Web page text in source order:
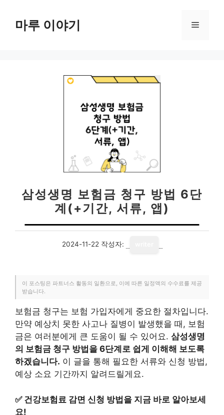
마루 이야기 메
삼성생명 보험금 청구 방법 6단
계(+기간, 서류, 앱)
2024-11-22 작성자:
이 포스팅은 파트너스 활동의 일환으로, 이에 따른 일정액의 수수료를 제공
받습니다.
보험금 청구는 보험 가입자에게 중요한 절차입니다.
만약 예상치 못한 사고나 질병이 발생했을 때, 보험
금은 여러분에게 큰 도움이 될 수 있어요. 삼성생명
의 보험금 청구 방법을 6단계로 쉽게 이해해 보도록
하겠습니다. 이 글을 통해 필요한 서류와 신청 방법,
예상 소요 기간까지 알려드릴게요.
✅ 건강보험료 감면 신청 방법을 지금 바로 알아보세
요!